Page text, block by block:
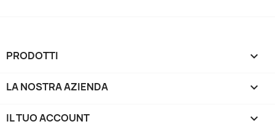
PRODOTTI 
LA NOSTRA AZIENDA 
IL TUO ACCOUNT 